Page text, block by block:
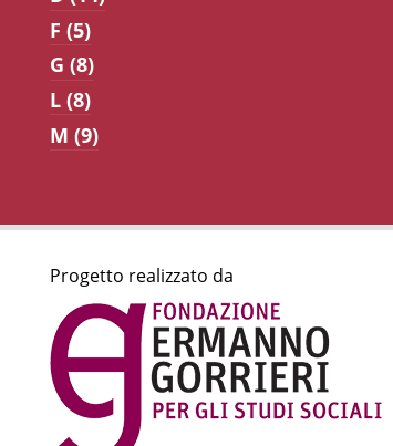
F (5)
G (8)
L (8)
M (9)
Progetto realizzato da